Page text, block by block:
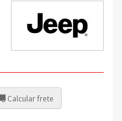
Calcular frete